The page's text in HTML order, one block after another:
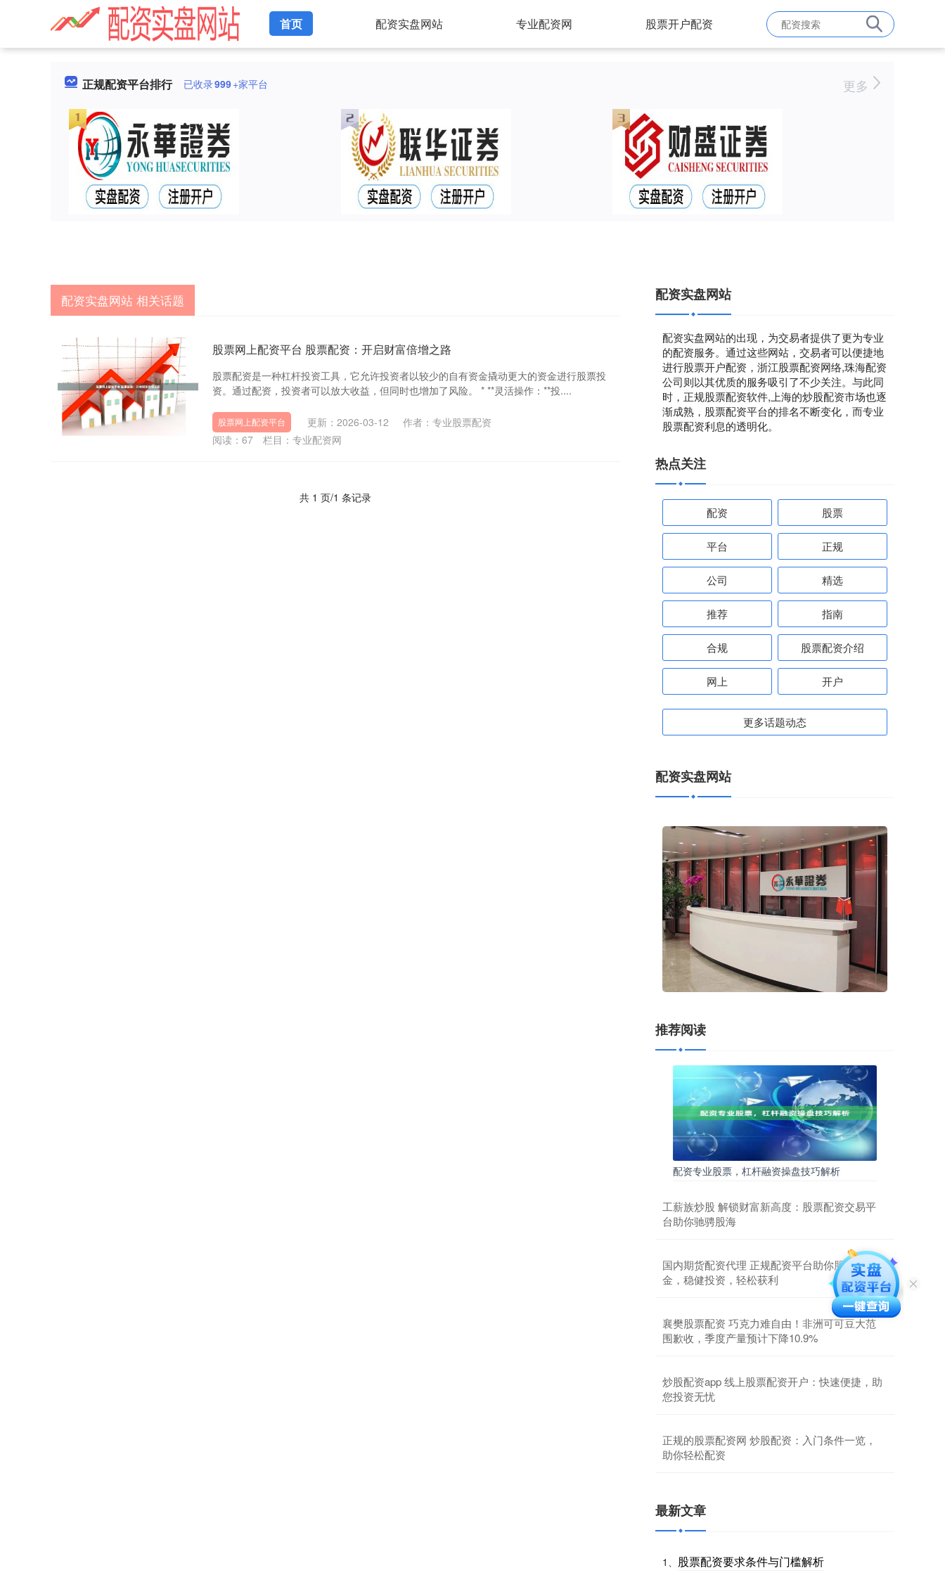
首页 配资实盘网站 专业配资网 股票开户配资
正规配资平台排行 已收录999+家平台 更多
配资实盘网站 相关话题
股票网上配资平台 股票配资：开启财富倍增之路
股票配资是一种杠杆投资工具，它允许投资者以较少的自有资金撬动更大的资金进行股票投
资。通过配资，投资者可以放大收益，但同时也增加了风险。 * **灵活操作：**投....
股票网上配资平台 更新：2026-03-12
作者：专业股票配资
阅读： 67 栏目： 专业配资网
共 1 页/1 条记录
配资实盘网站
配资实盘网站的出现，为交易者提供了更为专业
的配资服务。通过这些网站，交易者可以便捷地
进行股票开户配资，浙江股票配资网络,珠海配资
公司则以其优质的服务吸引了不少关注。与此同
时，正规股票配资软件,上海的炒股配资市场也逐
渐成熟，股票配资平台的排名不断变化，而专业
股票配资利息的透明化。
热点关注
配资 股票
平台 正规
公司 精选
推荐 指南
合规 股票配资介绍
网上 开户
更多话题动态
配资实盘网站
推荐阅读
配资专业股票，杠杆融资操盘技巧解析
工薪族炒股 解锁财富新高度：股票配资交易平
台助你驰骋股海
国内期货配资代理 正规配资平台助你股市掘
金，稳健投资，轻松获利
襄樊股票配资 巧克力难自由！非洲可可豆大范
围歉收，季度产量预计下降10.9%
炒股配资app 线上股票配资开户：快速便捷，助
您投资无忧
正规的股票配资网 炒股配资：入门条件一览，
助你轻松配资
最新文章
1、 股票配资要求条件与门槛解析